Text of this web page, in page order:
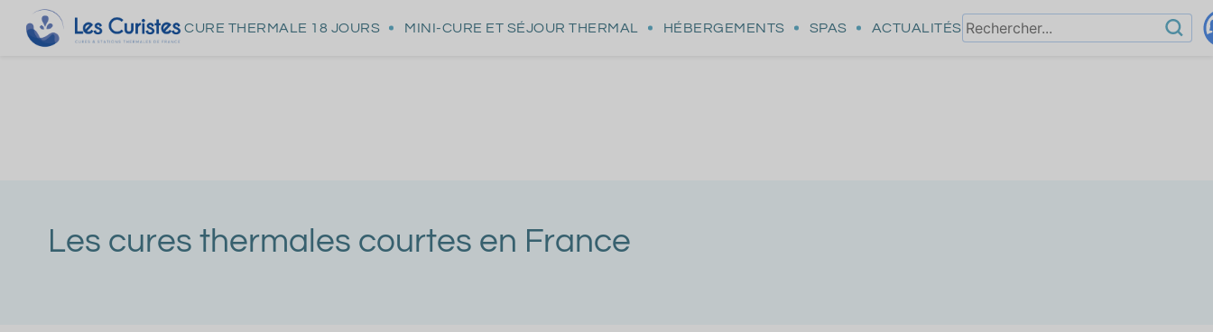
CURE THERMALE 18 JOURS MINI-CURE ET SÉJOUR THERMAL HÉBERGEMENTS SPAS ACTUALITÉS
Les cures thermales courtes en France